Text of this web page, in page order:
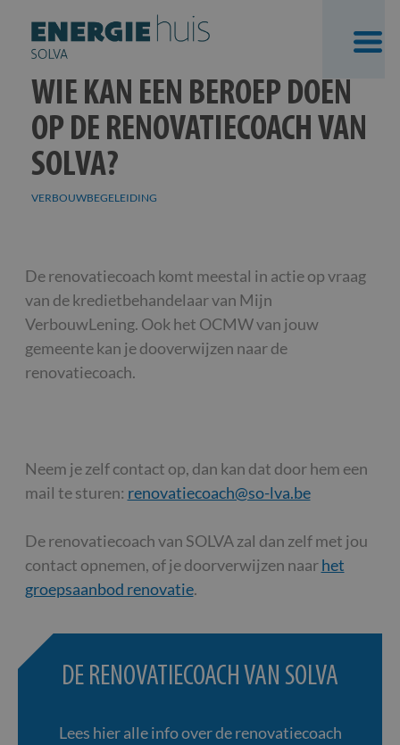
WIE KAN EEN BEROEP DOEN
OP DE RENOVATIECOACH VAN
SOLVA?
VERBOUWBEGELEIDING
to
content
De renovatiecoach komt meestal in actie op vraag
van de kredietbehandelaar van Mijn
VerbouwLening. Ook het OCMW van jouw
gemeente kan je dooverwijzen naar de
renovatiecoach.
Neem je zelf contact op, dan kan dat door hem een
mail te sturen: renovatiecoach@so-lva.be
De renovatiecoach van SOLVA zal dan zelf met jou
contact opnemen, of je doorverwijzen naarhet
groepsaanbod renovatie.
DE RENOVATIECOACH VAN SOLVA
Lees hier alle info over de renovatiecoach